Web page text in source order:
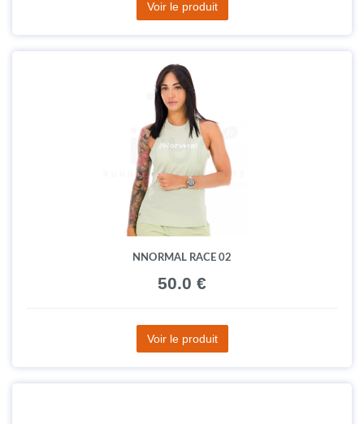
Voir le produit
NNORMAL RACE 02
50.0 €
Voir le produit